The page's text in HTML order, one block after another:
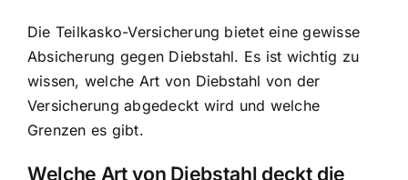
Die Teilkasko-Versicherung bietet eine gewisse
Absicherung gegen Diebstahl. Es ist wichtig zu
wissen, welche Art von Diebstahl von der
Versicherung abgedeckt wird und welche
Grenzen es gibt.
Welche Art von Diebstahl deckt die